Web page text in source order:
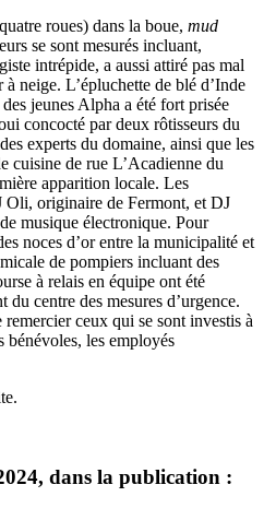
roues) dans la boue, mud
se sont mesurés incluant,
intrépide, a aussi attiré pas mal
neige. L’épluchette de blé d’Inde
jeunes Alpha a été fort prisée
concocté par deux rôtisseurs du
experts du domaine, ainsi que les
cuisine de rue L’Acadienne du
apparition locale. Les
Oli, originaire de Fermont, et DJ
musique électronique. Pour
noces d’or entre la municipalité et
de pompiers incluant des
à relais en équipe ont été
du centre des mesures d’urgence.
ceux qui se sont investis à
bénévoles, les employés
dans la publication :